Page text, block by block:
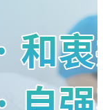
胰岛素"计价